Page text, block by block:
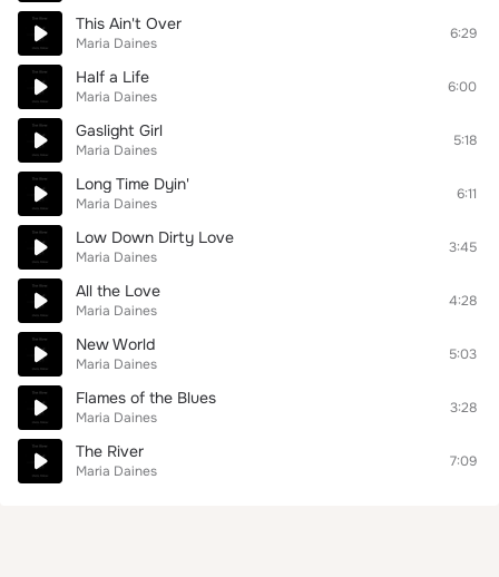
This Ain't Over
Maria Daines
6:29
Half a Life
Maria Daines
6:00
Gaslight Girl
Maria Daines
5:18
Long Time Dyin'
Maria Daines
6:11
Low Down Dirty Love
Maria Daines
3:45
All the Love
Maria Daines
4:28
New World
Maria Daines
5:03
Flames of the Blues
Maria Daines
3:28
The River
Maria Daines
7:09